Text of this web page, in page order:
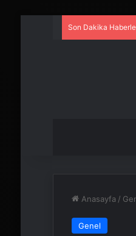
Son Dakika
Anasayfa /
Genel